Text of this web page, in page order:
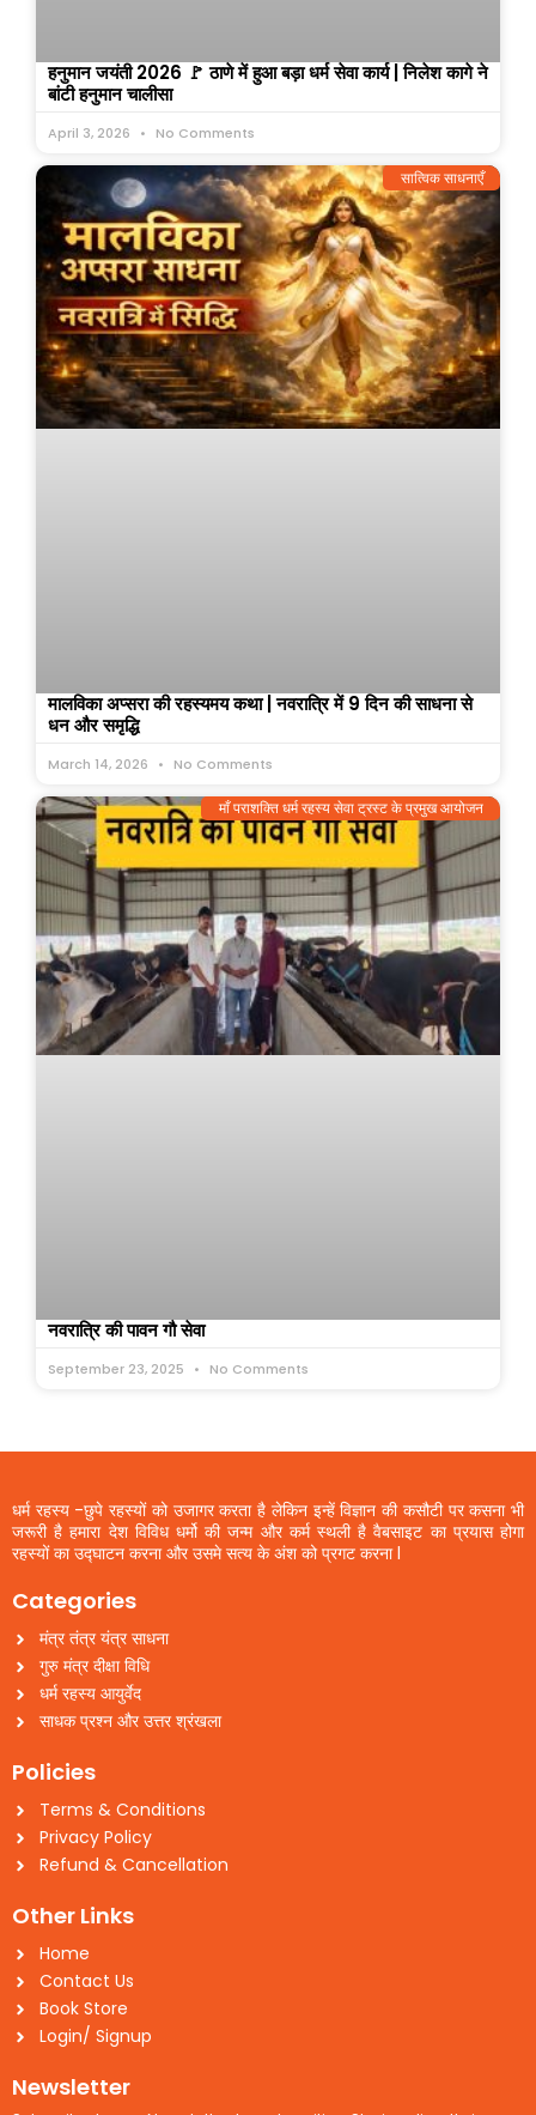
हनुमान जयंती 2026 🚩 ठाणे में हुआ बड़ा धर्म सेवा कार्य | निलेश कागे ने
बांटी हनुमान चालीसा
April 3, 2026 No Comments
सात्विक साधनाएँ
मालविका अप्सरा की रहस्यमय कथा | नवरात्रि में 9 दिन की साधना से
धन और समृद्धि
March 14, 2026 No Comments
माँ पराशक्ति धर्म रहस्य सेवा ट्रस्ट के प्रमुख आयोजन
नवरात्रि की पावन गौ सेवा
September 23, 2025 No Comments
धर्म रहस्य -छुपे रहस्यों को उजागर करता है लेकिन इन्हें विज्ञान की कसौटी पर कसना भी
जरूरी है हमारा देश विविध धर्मो की जन्म और कर्म स्थली है वैबसाइट का प्रयास होगा
रहस्यों का उद्घाटन करना और उसमे सत्य के अंश को प्रगट करना l
Categories
मंत्र तंत्र यंत्र साधना
गुरु मंत्र दीक्षा विधि
धर्म रहस्य आयुर्वेद
साधक प्रश्न और उत्तर श्रंखला
Policies
Terms & Conditions
Privacy Policy
Refund & Cancellation
Other Links
Home
Contact Us
Book Store
Login/ Signup
Newsletter